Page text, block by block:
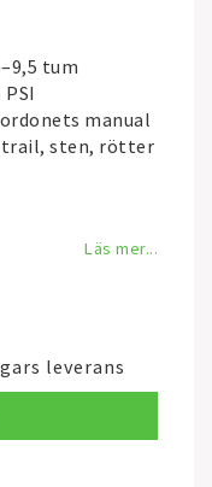
tum
manual
trail, sten, rötter
Läs mer...
leverans